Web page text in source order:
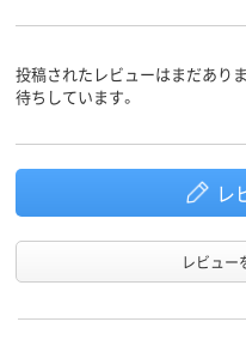
投稿されたレビューはまだあり
待ちしています。
レ
レビュー